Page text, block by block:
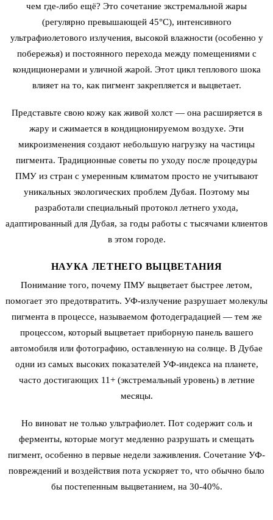
чем где-либо ещё? Это сочетание экстремальной жары
(регулярно превышающей 45°C), интенсивного
ультрафиолетового излучения, высокой влажности (особенно у
побережья) и постоянного перехода между помещениями с
кондиционерами и уличной жарой. Этот цикл теплового шока
влияет на то, как пигмент закрепляется и выцветает.
Представьте свою кожу как живой холст — она расширяется в
жару и сжимается в кондиционируемом воздухе. Эти
микроизменения создают небольшую нагрузку на частицы
пигмента. Традиционные советы по уходу после процедуры
ПМУ из стран с умеренным климатом просто не учитывают
уникальных экологических проблем Дубая. Поэтому мы
разработали специальный протокол летнего ухода,
адаптированный для Дубая, за годы работы с тысячами клиентов
в этом городе.
НАУКА ЛЕТНЕГО ВЫЦВЕТАНИЯ
Понимание того, почему ПМУ выцветает быстрее летом,
помогает это предотвратить. УФ-излучение разрушает молекулы
пигмента в процессе, называемом фотодеградацией — тем же
процессом, который выцветает приборную панель вашего
автомобиля или фотографию, оставленную на солнце. В Дубае
одни из самых высоких показателей УФ-индекса на планете,
часто достигающих 11+ (экстремальный уровень) в летние
месяцы.
Но виноват не только ультрафиолет. Пот содержит соль и
ферменты, которые могут медленно разрушать и смещать
пигмент, особенно в первые недели заживления. Сочетание УФ-
повреждений и воздействия пота ускоряет то, что обычно было
бы постепенным выцветанием, на 30-40%.